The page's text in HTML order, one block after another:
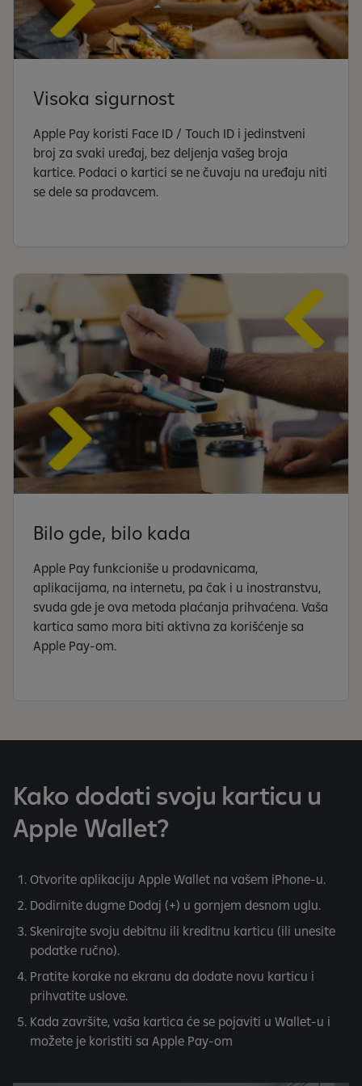
Visoka sigurnost
Apple Pay koristi Face ID / Touch ID i jedinstveni
broj za svaki uređaj, bez deljenja vašeg broja
kartice. Podaci o kartici se ne čuvaju na uređaju niti
se dele sa prodavcem.
Bilo gde, bilo kada
Apple Pay funkcioniše u prodavnicama,
aplikacijama, na internetu, pa čak i u inostranstvu,
svuda gde je ova metoda plaćanja prihvaćena. Vaša
kartica samo mora biti aktivna za korišćenje sa
Apple Pay-om.
Kako dodati svoju karticu u
Apple Wallet?
Otvorite aplikaciju Apple Wallet na vašem iPhone-u.
Dodirnite dugme Dodaj (+) u gornjem desnom uglu.
Skenirajte svoju debitnu ili kreditnu karticu (ili unesite
podatke ručno).
Pratite korake na ekranu da dodate novu karticu i
prihvatite uslove.
Kada završite, vaša kartica će se pojaviti u Wallet-u i
možete je koristiti sa Apple Pay-om